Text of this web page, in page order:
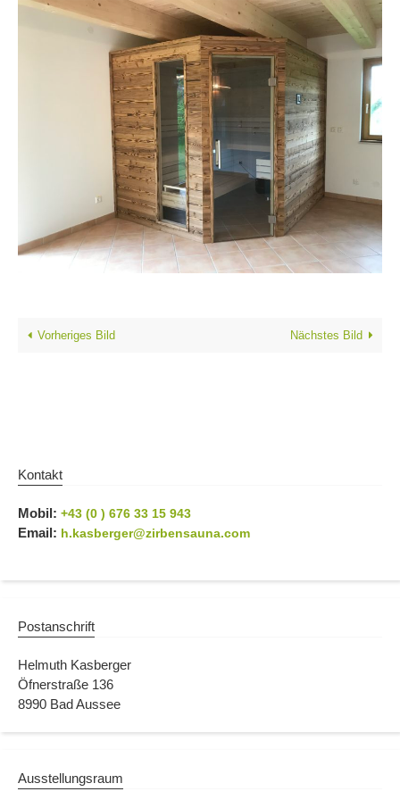
Vorheriges Bild Nächstes Bild
Kontakt
Mobil: +43 (0 ) 676 33 15 943
Email: h.kasberger@zirbensauna.com
Postanschrift
Helmuth Kasberger
Öfnerstraße 136
8990 Bad Aussee
Ausstellungsraum